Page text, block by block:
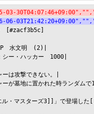
03-
06-
[#zacf3b5c]
　水文明　(2)|
シー・ハッカー　1000|
ーは攻撃できない。|
ーが墓地に置かれた時ランダムで
ル・マスターズ3]]」で登場した